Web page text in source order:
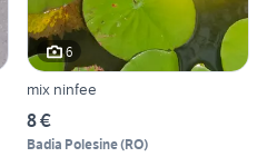
6
mix ninfee
8 €
Badia Polesine(RO)